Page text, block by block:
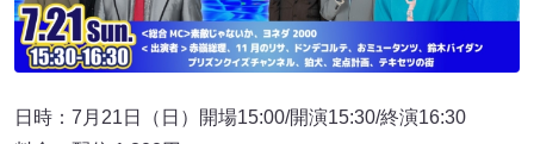
日時：7月21日（日）開場15:00/開演15:30/終演16:30